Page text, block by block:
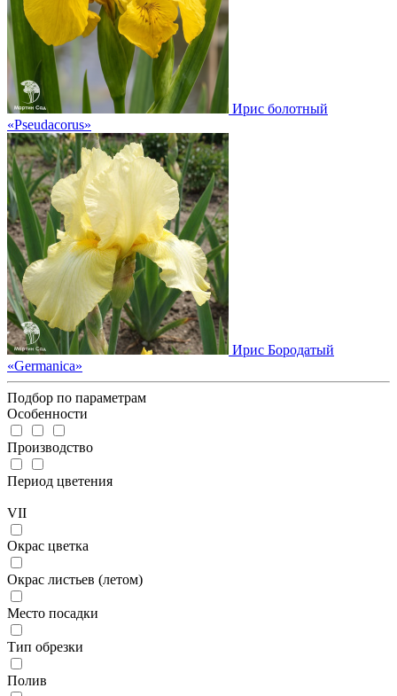
Ирис болотный
«Pseudacorus»
Ирис Бородатый
«Germanica»
Подбор по параметрам
Особенности
Производство
Период цветения
VII
Окрас цветка
Окрас листьев (летом)
Место посадки
Тип обрезки
Полив